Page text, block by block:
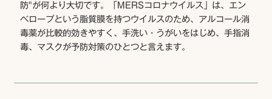
防"が何より大切です。「MERSコロナウイルス」は、エン
べロープという脂質膜を持つウイルスのため、アルコール消
毒薬が比較的効きやすく、手洗い・うがいをはじめ、手指消
毒、マスクが予防対策のひとつと言えます。